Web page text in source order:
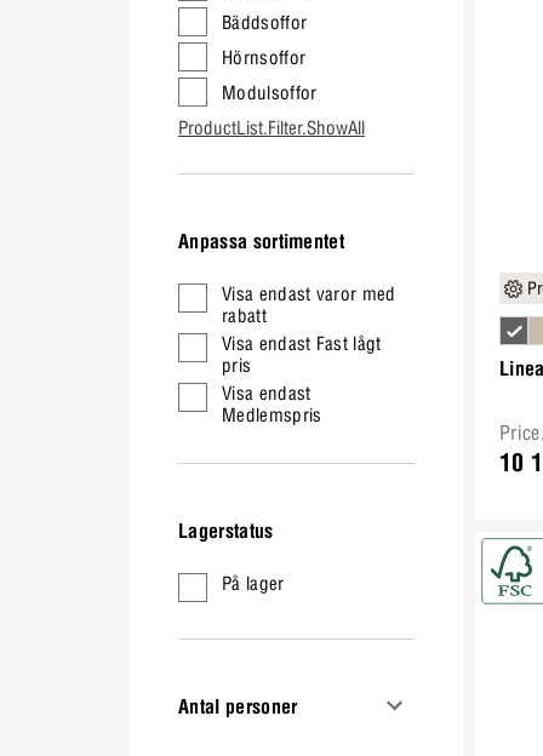
Bäddsoffor
Hörnsoffor
Modulsoffor
ProductList.Filter.ShowAll
Anpassa sortimentet
Visa endast varor med
rabatt
Visa endast Fast lågt
pris
Visa endast
Medlemspris
Lagerstatus
På lager
Antal personer
10